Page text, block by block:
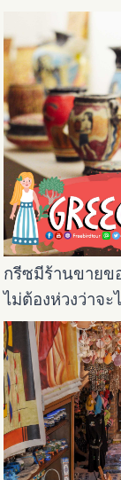
กรีซมีร้านขายข
ไม่ต้องห่วงว่าจ